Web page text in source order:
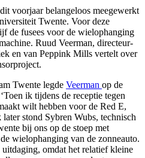
voorjaar belangeloos meegewerkt
Twente. Voor deze
de fusees voor de wielophanging
Ruud Veerman, directeur-
en van Peppink Mills vertelt over
Twente legde Veerman op de
ik tijdens de receptie tegen
wilt hebben voor de Red E,
stond Sybren Wubs, technisch
bij ons op de stoep met
wielophanging van de zonneauto.
omdat het relatief kleine